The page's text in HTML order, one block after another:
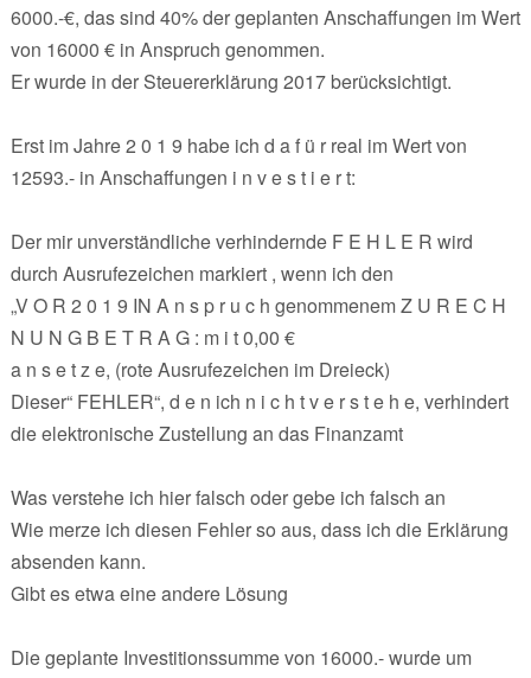
6000.-€, das sind 40% der geplanten Anschaffungen im Wert
von 16000 € in Anspruch genommen.
Er wurde in der Steuererklärung 2017 berücksichtigt.
Erst im Jahre 2 0 1 9 habe ich d a f ü r real im Wert von
12593.- in Anschaffungen i n v e s t i e r t:
Der mir unverständliche verhindernde F E H L E R wird
durch Ausrufezeichen markiert , wenn ich den
„V O R 2 0 1 9 IN A n s p r u c h genommenem Z U R E C H
N U N G B E T R A G : m i t 0,00 €
a n s e t z e, (rote Ausrufezeichen im Dreieck)
Dieser“ FEHLER“, d e n ich n i c h t v e r s t e h e, verhindert
die elektronische Zustellung an das Finanzamt
Was verstehe ich hier falsch oder gebe ich falsch an
Wie merze ich diesen Fehler so aus, dass ich die Erklärung
absenden kann.
Gibt es etwa eine andere Lösung
Die geplante Investitionssumme von 16000.- wurde um